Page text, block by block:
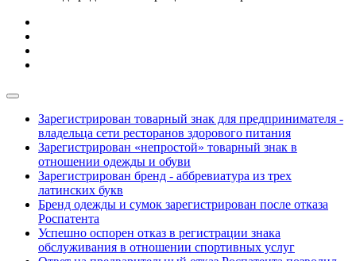
Зарегистрирован товарный знак для предпринимателя -
владельца сети ресторанов здорового питания
Зарегистрирован «непростой» товарный знак в
отношении одежды и обуви
Зарегистрирован бренд - аббревиатура из трех
латинских букв
Бренд одежды и сумок зарегистрирован после отказа
Роспатента
Успешно оспорен отказ в регистрации знака
обслуживания в отношении спортивных услуг